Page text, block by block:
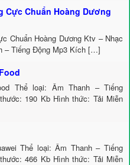
Cực Chuẩn Hoàng Dương
Chuẩn Hoàng Dương Ktv – Nhạc
– Tiếng Động Mp3 Kích […]
Thể loại: Âm Thanh – Tiếng
190 Kb Hình thức: Tải Miễn
Thể loại: Âm Thanh – Tiếng
466 Kb Hình thức: Tải Miễn